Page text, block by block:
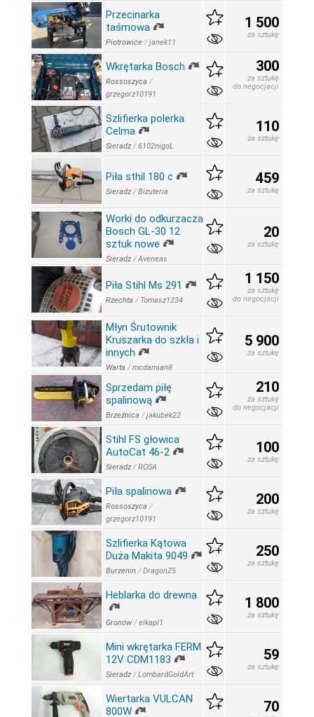
Przecinarka
taśmowa
Piotrowice /janek11
1 500
za sztukę
Wkrętarka Bosch
Rossoszyca /
grzegorz10191
300
za sztukę
do negocjacji
Szlifierka polerka
Celma
Sieradz /6102nigoL
110
za sztukę
Piła sthil 180 c
Sieradz /Bizuteria
459
za sztukę
Worki do odkurzacza
Bosch GL-30 12
sztuk nowe
Sieradz /Aveneas
20
za sztukę
Piła Stihl Ms 291
Rzechta / Tomasz1234
1 150
za sztukę
do negocjacji
Młyn Śrutownik
Kruszarka do szkła i
innych
Warta /mcdamian8
5 900
za sztukę
Sprzedam piłę
spalinową
Brzeźnica /jakubek22
210
za sztukę
do negocjacji
Stihl FS głowica
AutoCat 46-2
Sieradz /ROSA
100
za sztukę
Piła spalinowa
Rossoszyca /
grzegorz10191
200
za sztukę
Szlifierka Kątowa
Duża Makita 9049
Burzenin /DragonZ5
250
za sztukę
Heblarka do drewna
Gronów /elkapl1
1 800
za sztukę
Mini wkrętarka FERM
12V CDM1183
Sieradz /LombardGoldArt
59
za sztukę
Wiertarka VULCAN
800W
70